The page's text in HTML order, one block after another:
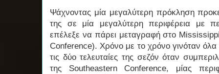
Ψάχνοντας μία μεγαλύτερη πρόκληση
της σε μία μεγαλύτερη περιφέρεια με
επέλεξε να πάρει μεταγραφή στο
Conference). Χρόνο με το χρόνο γινόταν
τις δύο τελευταίες της σεζόν όταν
της Southeastern Conference, μίας